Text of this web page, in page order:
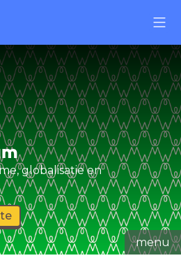
globalisatie en
menu